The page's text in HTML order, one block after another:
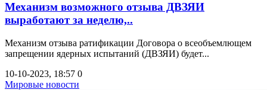
Механизм возможного отзыва ДВЗЯИ
выработают за неделю,..
Механизм отзыва ратификации Договора о всеобъемлющем
запрещении ядерных испытаний (ДВЗЯИ) будет...
10-10-2023, 18:57 0
Мировые новости